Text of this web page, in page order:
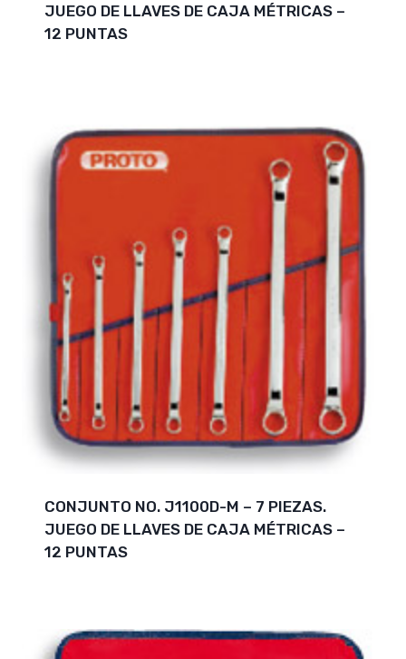
JUEGO DE LLAVES DE CAJA MÉTRICAS –
12 PUNTAS
CONJUNTO NO. J1100D-M – 7 PIEZAS.
JUEGO DE LLAVES DE CAJA MÉTRICAS –
12 PUNTAS